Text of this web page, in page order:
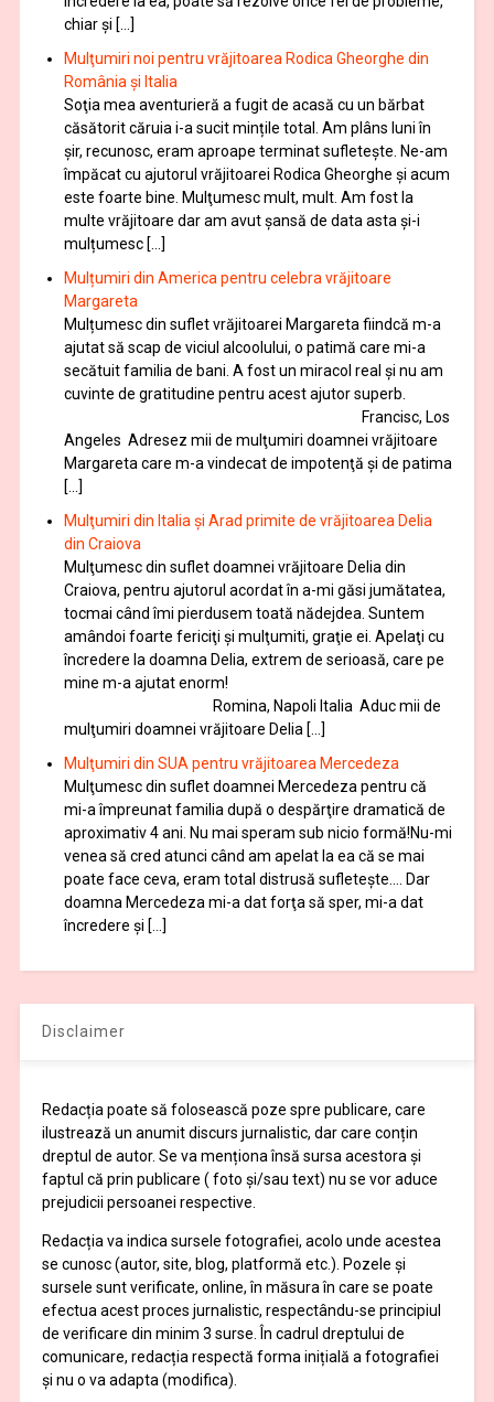
chiar şi […]
Mulţumiri noi pentru vrăjitoarea Rodica Gheorghe din
România și Italia
Soţia mea aventurieră a fugit de acasă cu un bărbat
căsătorit căruia i-a sucit mințile total. Am plâns luni în
șir, recunosc, eram aproape terminat sufletește. Ne-am
împăcat cu ajutorul vrăjitoarei Rodica Gheorghe şi acum
este foarte bine. Mulţumesc mult, mult. Am fost la
multe vrăjitoare dar am avut șansă de data asta și-i
mulțumesc […]
Mulțumiri din America pentru celebra vrăjitoare
Margareta
Mulțumesc din suflet vrăjitoarei Margareta fiindcă m-a
ajutat să scap de viciul alcoolului, o patimă care mi-a
secătuit familia de bani. A fost un miracol real și nu am
cuvinte de gratitudine pentru acest ajutor superb.
Francisc, Los
Angeles Adresez mii de mulţumiri doamnei vrăjitoare
Margareta care m-a vindecat de impotenţă şi de patima
[…]
Mulţumiri din Italia și Arad primite de vrăjitoarea Delia
din Craiova
Mulţumesc din suflet doamnei vrăjitoare Delia din
Craiova, pentru ajutorul acordat în a-mi găsi jumătatea,
tocmai când îmi pierdusem toată nădejdea. Suntem
amândoi foarte fericiţi şi mulţumiti, graţie ei. Apelaţi cu
încredere la doamna Delia, extrem de serioasă, care pe
mine m-a ajutat enorm!
Romina, Napoli Italia Aduc mii de
mulţumiri doamnei vrăjitoare Delia […]
Mulţumiri din SUA pentru vrăjitoarea Mercedeza
Mulţumesc din suflet doamnei Mercedeza pentru că
mi-a împreunat familia după o despărţire dramatică de
aproximativ 4 ani. Nu mai speram sub nicio formă!Nu-mi
venea să cred atunci când am apelat la ea că se mai
poate face ceva, eram total distrusă sufleteşte…. Dar
doamna Mercedeza mi-a dat forţa să sper, mi-a dat
încredere şi […]
Disclaimer
Redacția poate să folosească poze spre publicare, care
ilustrează un anumit discurs jurnalistic, dar care conțin
dreptul de autor. Se va menționa însă sursa acestora și
faptul că prin publicare ( foto și/sau text) nu se vor aduce
prejudicii persoanei respective.
Redacția va indica sursele fotografiei, acolo unde acestea
se cunosc (autor, site, blog, platformă etc.). Pozele și
sursele sunt verificate, online, în măsura în care se poate
efectua acest proces jurnalistic, respectându-se principiul
de verificare din minim 3 surse. În cadrul dreptului de
comunicare, redacția respectă forma inițială a fotografiei
și nu o va adapta (modifica).